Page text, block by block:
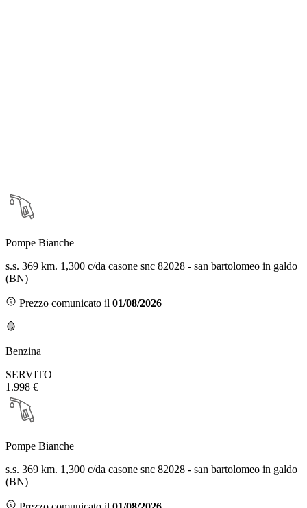
Pompe Bianche
s.s. 369 km. 1,300 c/da casone snc 82028 - san bartolomeo in galdo
(BN)
Prezzo comunicato il 01/08/2026
Benzina
SERVITO
1.998 €
Pompe Bianche
s.s. 369 km. 1,300 c/da casone snc 82028 - san bartolomeo in galdo
(BN)